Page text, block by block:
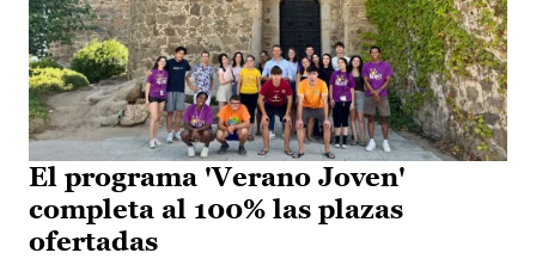
El programa 'Verano Joven'
completa al 100% las plazas
ofertadas